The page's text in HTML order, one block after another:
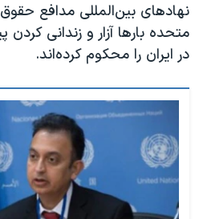
نهادهای بین‌المللی مدافع
متحده بارها آزار و زندانی
در ایران را محکوم کرده‌اند.